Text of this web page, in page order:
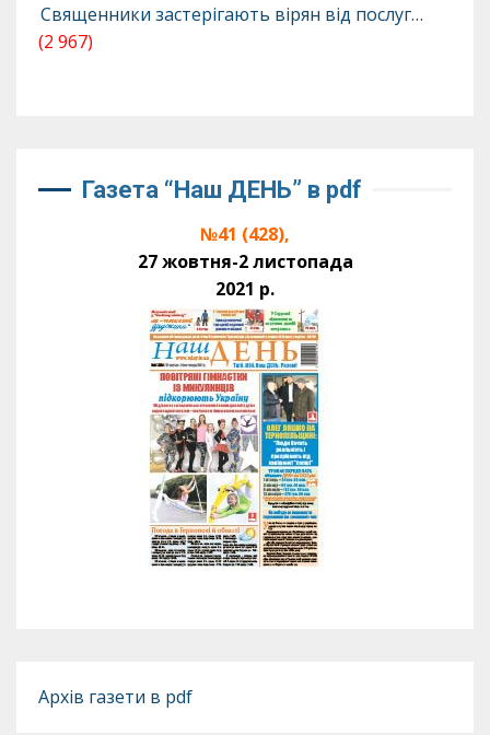
Священники застерігають вірян від послуг…
(2 967)
Газета “Наш ДЕНЬ” в pdf
№41 (428),
27 жовтня-2 листопада
2021 р.
Архів газети в pdf